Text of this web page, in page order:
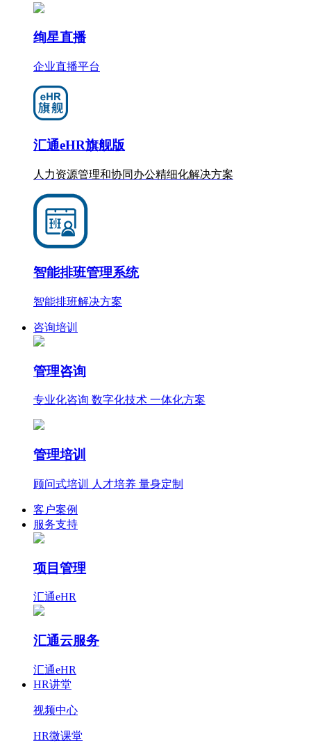
绚星直播
企业直播平台
汇通eHR旗舰版
人力资源管理和协同办公精细化解决方案
智能排班管理系统
智能排班解决方案
咨询培训
管理咨询
专业化咨询 数字化技术 一体化方案
管理培训
顾问式培训 人才培养 量身定制
客户案例
服务支持
项目管理
汇通eHR
汇通云服务
汇通eHR
HR讲堂
视频中心
HR微课堂